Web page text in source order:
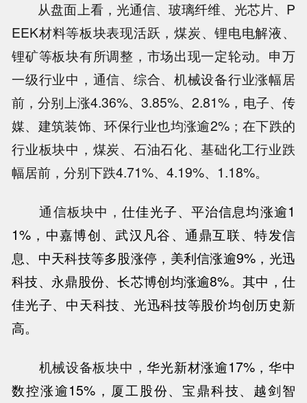
从盘面上看，光通信、玻璃纤维、光芯片、P
EEK材料等板块表现活跃，煤炭、锂电电解液、
锂矿等板块有所调整，市场出现一定轮动。申万
一级行业中，通信、综合、机械设备行业涨幅居
前，分别上涨4.36%、3.85%、2.81%，电子、传
媒、建筑装饰、环保行业也均涨逾2%；在下跌的
行业板块中，煤炭、石油石化、基础化工行业跌
幅居前，分别下跌4.71%、4.19%、1.18%。
通信板块中，仕佳光子、 平治信息均涨逾1
1%， 中嘉博创、武汉凡谷、 通鼎互联、特发信
息、 中天科技等多股涨停， 美利信涨逾9%， 光迅
科技、 永鼎股份、长芯博创均涨逾8%。其中，仕
佳光子、中天科技、光迅科技等股价均创历史新
高。
机械设备板块中，华光新材涨逾17%，华中
数控涨逾15%， 厦工股份、 宝鼎科技、 越剑智